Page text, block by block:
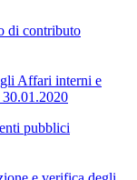
di contributo
Affari interni e
pubblici